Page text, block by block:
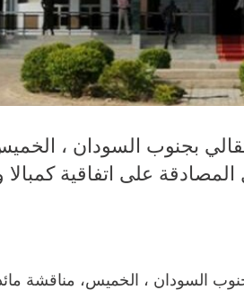
بجنوب السودان ،
على اتفاقية
السودان ، الخميس، مناقشة